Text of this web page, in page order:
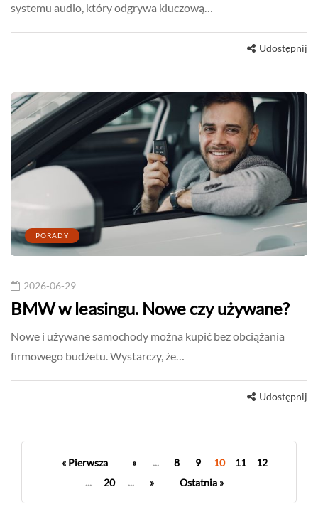
systemu audio, który odgrywa kluczową…
Udostępnij
PORADY
2026-06-29
BMW w leasingu. Nowe czy używane?
Nowe i używane samochody można kupić bez obciążania
firmowego budżetu. Wystarczy, że…
Udostępnij
« Pierwsza « ... 8 9 10 11
12
...
20 ... » Ostatnia »